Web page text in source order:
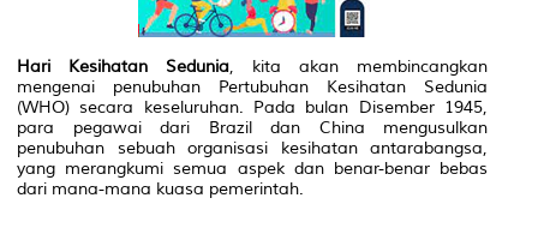
Hari Kesihatan Sedunia, kita akan membincangkan
mengenai penubuhan Pertubuhan Kesihatan Sedunia
(WHO) secara keseluruhan. Pada bulan Disember 1945,
para pegawai dari Brazil dan China mengusulkan
penubuhan sebuah organisasi kesihatan antarabangsa,
yang merangkumi semua aspek dan benar-benar bebas
dari mana-mana kuasa pemerintah.